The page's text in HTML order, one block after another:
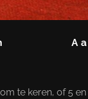
te keren, of 5